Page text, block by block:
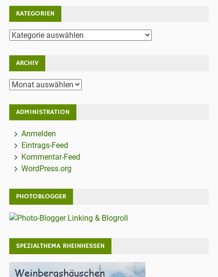
KATEGORIEN
Kategorien
ARCHIV
Archiv
ADMINISTRATION
Anmelden
Eintrags-Feed
Kommentar-Feed
WordPress.org
PHOTOBLOGGER
SPEZIALTHEMA RHEINHESSEN